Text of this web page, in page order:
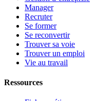
Manager
Recruter
Se former
Se reconvertir
Trouver sa voie
Trouver un emploi
Vie au travail
Ressources